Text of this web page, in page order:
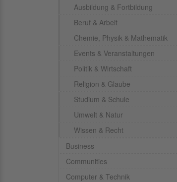
Ausbildung & Fortbildung
Beruf & Arbeit
Chemie, Physik & Mathematik
Events & Veranstaltungen
Politik & Wirtschaft
Religion & Glaube
Studium & Schule
Umwelt & Natur
Wissen & Recht
Business
Communities
Computer & Technik